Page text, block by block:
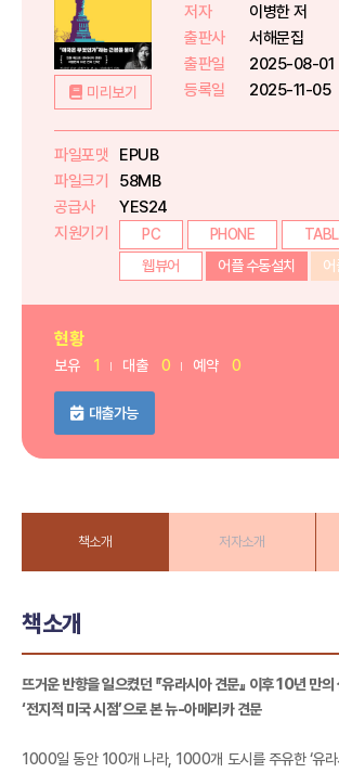
미리보기
저자
이병한 저
출판사
서해문집
출판일
2025-08-01
등록일
2025-11-05
파일포맷
EPUB
파일크기
58MB
공급사
YES24
지원기기
PC PHONE
웹뷰어
어플 수동설치 어
현황
보유 1 대출 0 예약 0
대출가능
책소개 저자소개
책소개
뜨거운 반향을 일으켰던 『유라시아 견문』 이후 10년 만의
‘전지적 미국 시점’으로 본 뉴-아메리카 견문
1000일 동안 100개 나라, 1000개 도시를 주유한 ‘유라